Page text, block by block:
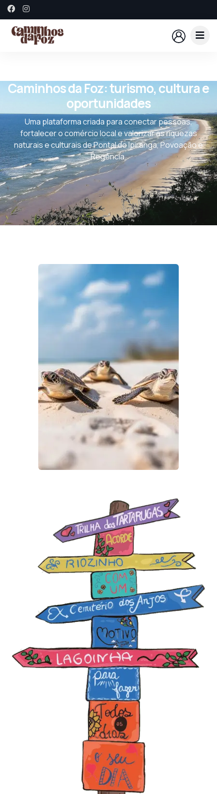
Caminhos da Foz: turismo, cultura e
oportunidades
Uma plataforma criada para conectar pessoas,
fortalecer o comércio local e valorizar as riquezas
naturais e culturais de Pontal do Ipiranga, Povoação e
Regência.